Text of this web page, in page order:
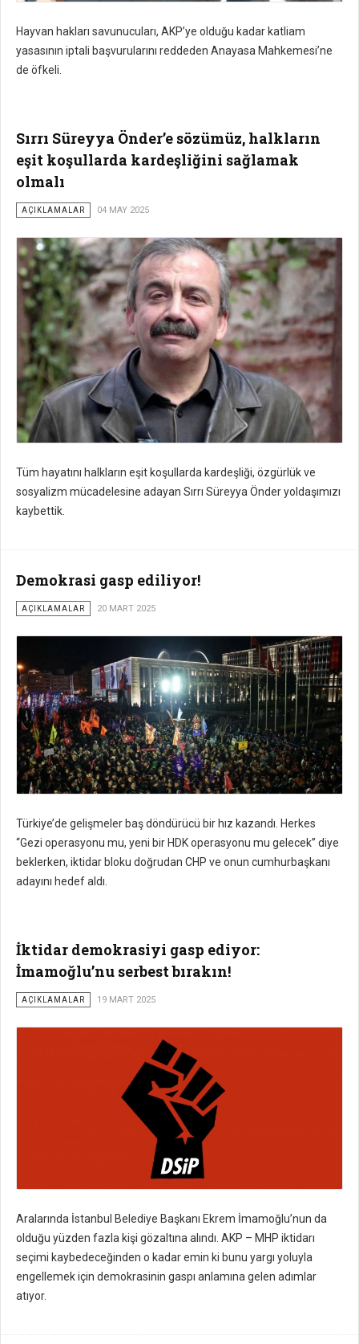
Hayvan hakları savunucuları, AKP’ye olduğu kadar katliam
yasasının iptali başvurularını reddeden Anayasa Mahkemesi’ne
de öfkeli.
Sırrı Süreyya Önder’e sözümüz, halkların
eşit koşullarda kardeşliğini sağlamak
olmalı
AÇIKLAMALAR 04 MAY 2025
Tüm hayatını halkların eşit koşullarda kardeşliği, özgürlük ve
sosyalizm mücadelesine adayan Sırrı Süreyya Önder yoldaşımızı
kaybettik.
Demokrasi gasp ediliyor!
AÇIKLAMALAR 20 MART 2025
Türkiye’de gelişmeler baş döndürücü bir hız kazandı. Herkes
“Gezi operasyonu mu, yeni bir HDK operasyonu mu gelecek” diye
beklerken, iktidar bloku doğrudan CHP ve onun cumhurbaşkanı
adayını hedef aldı.
İktidar demokrasiyi gasp ediyor:
İmamoğlu’nu serbest bırakın!
AÇIKLAMALAR 19 MART 2025
Aralarında İstanbul Belediye Başkanı Ekrem İmamoğlu’nun da
olduğu yüzden fazla kişi gözaltına alındı. AKP – MHP iktidarı
seçimi kaybedeceğinden o kadar emin ki bunu yargı yoluyla
engellemek için demokrasinin gaspı anlamına gelen adımlar
atıyor.